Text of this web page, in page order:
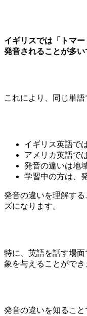
イギリスでは「 トマー
発音されることが多い
これにより、同じ単
イギリス英語で
アメリカ英語で
発音の違いは地
学習中の方は、
発音の違いを理解す
ズになります。
特に、英語を話す場
象を与えることができ
発音の違いを知るこ